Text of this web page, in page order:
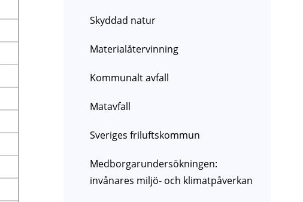
Skyddad natur
Materialåtervinning
Kommunalt avfall
Matavfall
Sveriges friluftskommun
Medborgarundersökningen:
invånares miljö- och klimatpåverkan